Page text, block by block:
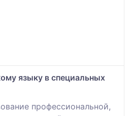
языку в специальных
профессиональной,